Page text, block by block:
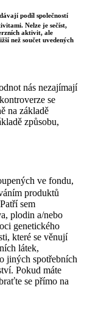
podíl společností
Nelze je sečíst,
aktivit, ale
než součet uvedených
nás nezajímají
se
na základě
způsobu,
ve fondu,
produktů
sem
plodin a/nebo
genetického
které se věnují
látek,
jiných spotřebních
Pokud máte
se přímo na